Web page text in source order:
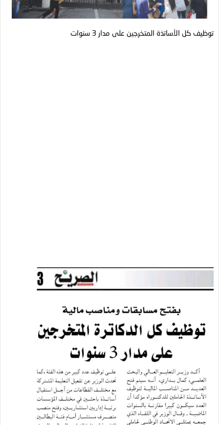
توظيف كل الأساتذة المتخرجين على مدار 3 سنوات